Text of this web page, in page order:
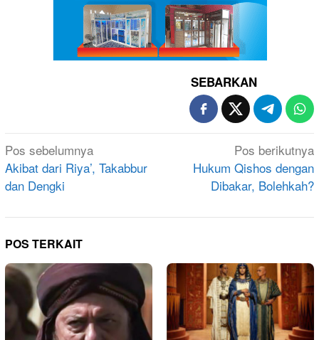
SEBARKAN
Navigasi
pos
Pos sebelumnya
Akibat dari Riya’, Takabbur
dan Dengki
Pos berikutnya
Hukum Qishos dengan
Dibakar, Bolehkah?
POS TERKAIT